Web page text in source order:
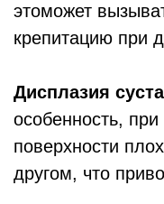
этоможет
крепитацию при
Дисплазия
особенность,
поверхности
другом, что